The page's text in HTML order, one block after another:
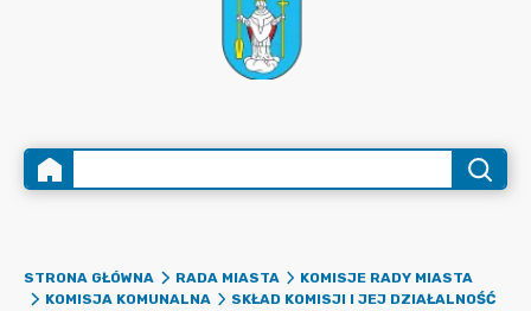
STRONA GŁÓWNA RADA MIASTA
KOMISJE RADY MIASTA
KOMISJA KOMUNALNA
SKŁAD KOMISJI I JEJ DZIAŁALNOŚĆ